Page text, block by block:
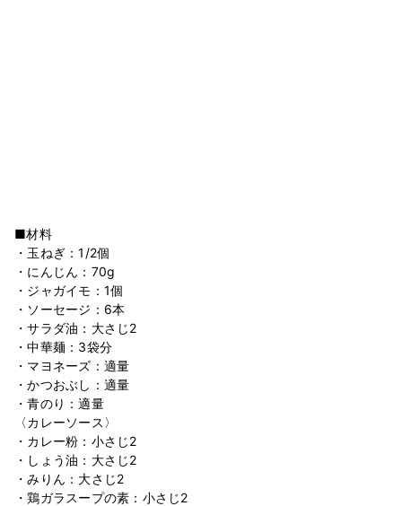
■材料
・玉ねぎ：1/2個
・にんじん：70g
・ジャガイモ：1個
・ソーセージ：6本
・サラダ油：大さじ2
・中華麺：3袋分
・マヨネーズ：適量
・かつおぶし：適量
・青のり：適量
〈カレーソース〉
・カレー粉：小さじ2
・しょう油：大さじ2
・みりん：大さじ2
・鶏ガラスープの素：小さじ2